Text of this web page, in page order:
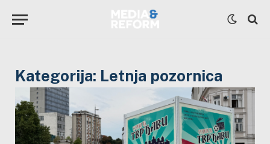
Kategorija: Letnja pozornica